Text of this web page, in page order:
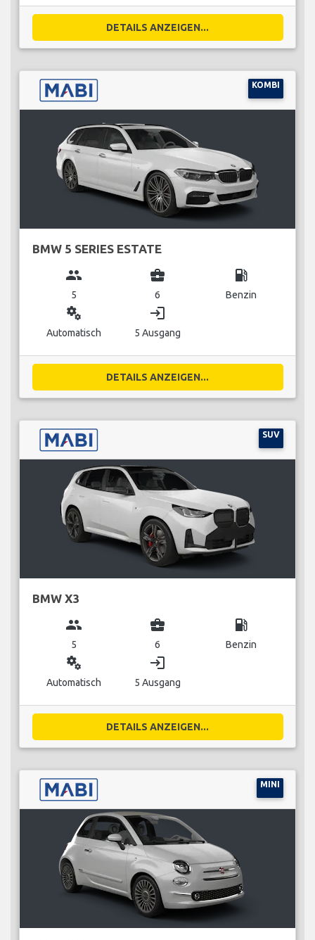
DETAILS ANZEIGEN...
KOMBI
BMW 5 SERIES ESTATE
group
5
business_center
6
local_gas_station
Benzin
miscellaneous_services
Automatisch
login
5 Ausgang
DETAILS ANZEIGEN...
SUV
BMW X3
group
5
business_center
6
local_gas_station
Benzin
miscellaneous_services
Automatisch
login
5 Ausgang
DETAILS ANZEIGEN...
MINI